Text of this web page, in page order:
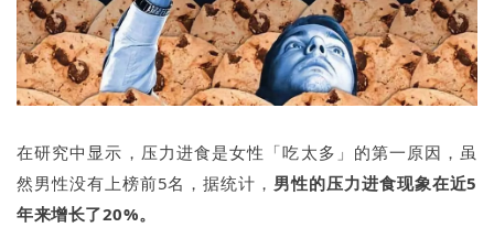
在研究中显示，压力进食是女性「吃太多」的第一原因，虽
然男性没有上榜前5名，据统计， 男性的压力进食现象在近5
年来增长了20%。